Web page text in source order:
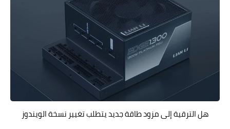
هل الترقية إلى مزود طاقة جديد يتطلب تغيير نسخة الويندوز